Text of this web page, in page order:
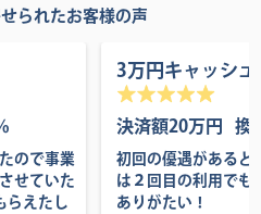
られたお客様の声
ので事業
せていた
らえたし
3万円キャッシ
決済額20万円 換
初回の優遇があると
は２回目の利用でも
ありがたい！